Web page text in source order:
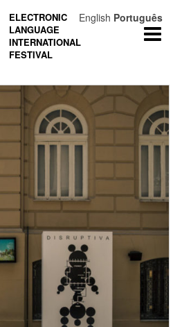
ELECTRONIC
LANGUAGE
INTERNATIONAL
FESTIVAL
English Português